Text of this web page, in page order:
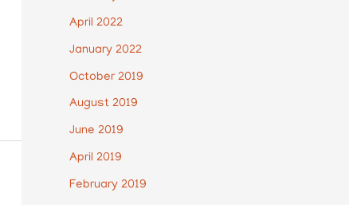
April 2022
January 2022
October 2019
August 2019
June 2019
April 2019
February 2019